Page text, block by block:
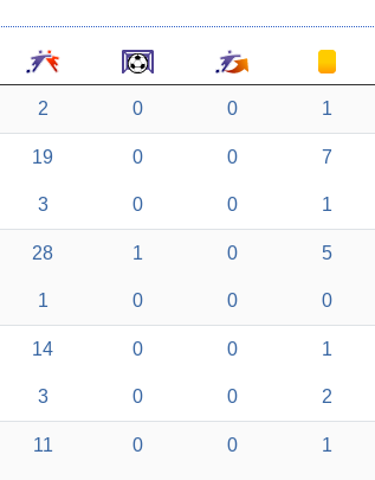
2 0 0 1
19 0 0 7
3 0 0 1
28 1 0 5
1 0 0 0
14 0 0 1
3 0 0 2
11 0 0 1